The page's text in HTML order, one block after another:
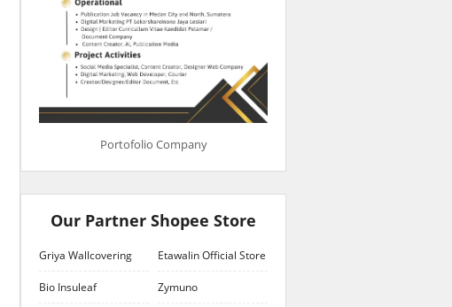
Portofolio Company
Our Partner Shopee Store
Griya Wallcovering Etawalin Official Store
Bio Insuleaf Zymuno